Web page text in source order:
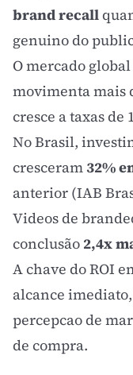
brand recall
genuino do
O mercado
movimenta mais
cresce a taxas
No Brasil,
cresceram 32%
anterior (IAB
Videos de
conclusão 2,4x
A chave doROI
alcance
percepcao de
de compra.